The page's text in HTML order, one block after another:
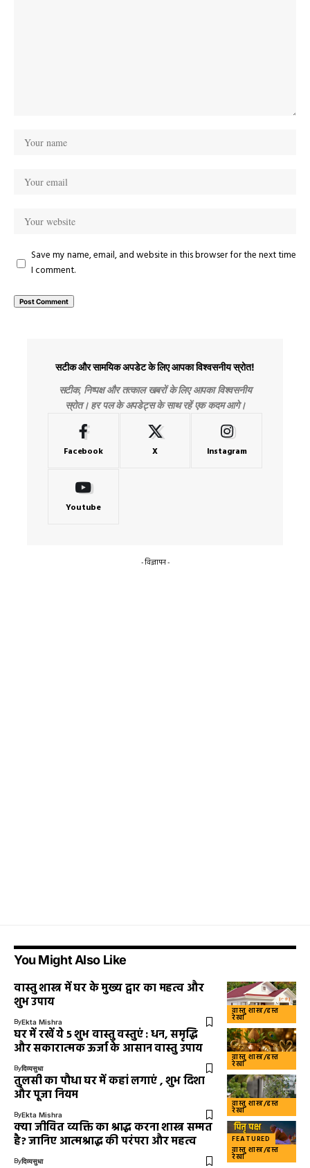
Save my name, email, and website in this browser for the next time
I comment.
सटीक और सामयिक अपडेट के लिए आपका विश्वसनीय स्रोत!
सटीक, निष्पक्ष और तत्काल खबरों के लिए आपका विश्वसनीय
स्रोत। हर पल के अपडेट्स के साथ रहें एक कदम आगे।
Facebook X Instagram
Youtube
- विज्ञापन -
You Might Also Like
वास्तु शास्त्र/हस्त
रेखा
वास्तु शास्त्र में घर के मुख्य द्वार का महत्व और
शुभ उपाय
ByEkta Mishra
वास्तु शास्त्र/हस्त
रेखा
घर में रखें ये 5 शुभ वास्तु वस्तुएं : धन, समृद्धि
और सकारात्मक ऊर्जा के आसान वास्तु उपाय
Byदिव्यसुधा
वास्तु शास्त्र/हस्त
रेखा
तुलसी का पौधा घर में कहां लगाएं , शुभ दिशा
और पूजा नियम
ByEkta Mishra
FEATURED
वास्तु शास्त्र/हस्त
रेखा
क्या जीवित व्यक्ति का श्राद्ध करना शास्त्र सम्मत
है? जानिए आत्मश्राद्ध की परंपरा और महत्व
Byदिव्यसुधा